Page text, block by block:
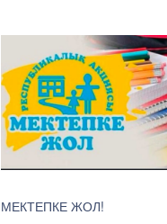
МЕКТЕПКЕ ЖОЛ!